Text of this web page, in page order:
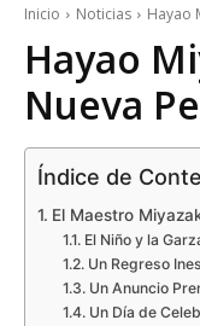
Inicio Noticias Hayao
Hayao
Nueva
Índice de
El Maestro
El Niño y la
Un Regreso
Un Anuncio
Un Día de